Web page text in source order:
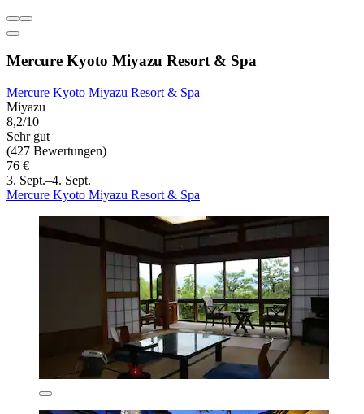
Mercure Kyoto Miyazu Resort & Spa
Mercure Kyoto Miyazu Resort & Spa
Miyazu
8,2/10
Sehr gut
(427 Bewertungen)
76 €
3. Sept.–4. Sept.
Mercure Kyoto Miyazu Resort & Spa